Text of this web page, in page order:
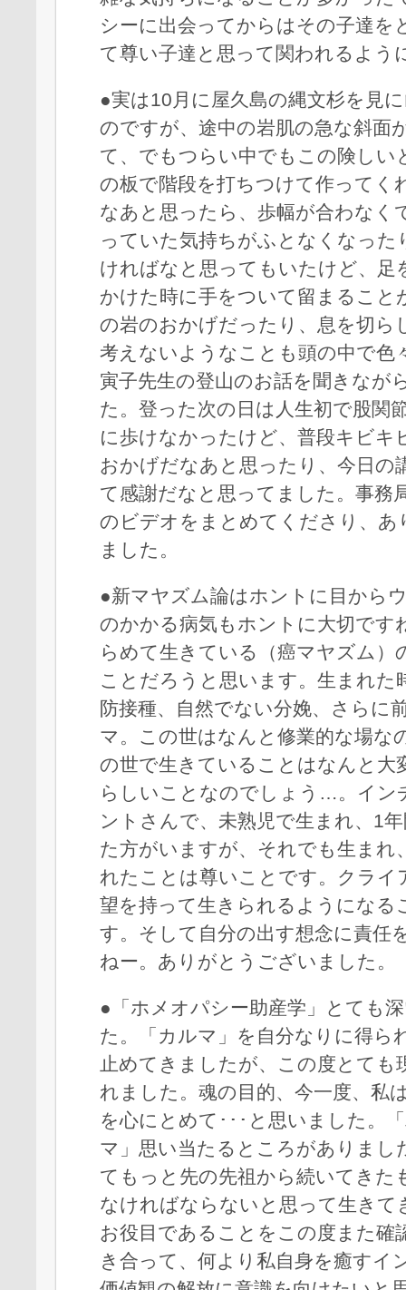
シーに出会ってからはその子達を
て尊い子達と思って関われるよう
●実は10月に屋久島の縄文杉を見
のですが、途中の岩肌の急な斜面
て、でもつらい中でもこの険しい
の板で階段を打ちつけて作ってく
なあと思ったら、歩幅が合わなく
っていた気持ちがふとなくなった
ければなと思ってもいたけど、足
かけた時に手をついて留まること
の岩のおかげだったり、息を切ら
考えないようなことも頭の中で色
寅子先生の登山のお話を聞きなが
た。登った次の日は人生初で股関
に歩けなかったけど、普段キビキ
おかげだなあと思ったり、今日の
て感謝だなと思ってました。事務
のビデオをまとめてくださり、あ
ました。
●新マヤズム論はホントに目から
のかかる病気もホントに大切です
らめて生きている（癌マヤズム）
ことだろうと思います。生まれた
防接種、自然でない分娩、さらに
マ。この世はなんと修業的な場な
の世で生きていることはなんと大
らしいことなのでしょう…。イン
ントさんで、未熟児で生まれ、1
た方がいますが、それでも生まれ
れたことは尊いことです。クライ
望を持って生きられるようになる
す。そして自分の出す想念に責任
ねー。ありがとうございました。
●「ホメオパシー助産学」とても
た。「カルマ」を自分なりに得ら
止めてきましたが、この度とても
れました。魂の目的、今一度、私
を心にとめて･･･と思いました。
マ」思い当たるところがありまし
てもっと先の先祖から続いてきた
なければならないと思って生きて
お役目であることをこの度また確
き合って、何より私自身を癒すイ